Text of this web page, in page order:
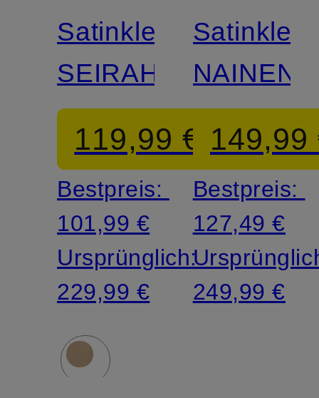
Satinkleid
SEIRAH
119,99 €
Bestpreis:
101,99 €
Ursprünglich:
229,99 €
Satinkleid
NAINEN
149,99
Bestpreis:
127,49 €
249,99 €